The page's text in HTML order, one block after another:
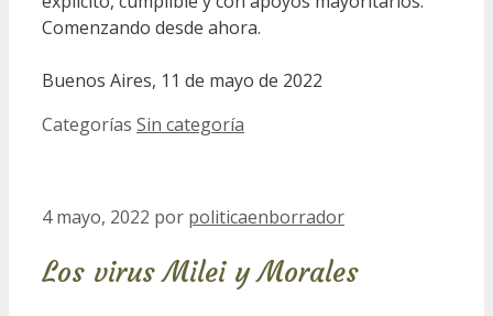
Comenzando desde ahora.
Buenos Aires, 11 de mayo de 2022
Categorías Sin categoría
4 mayo, 2022 por politicaenborrador
Los virus Milei y Morales